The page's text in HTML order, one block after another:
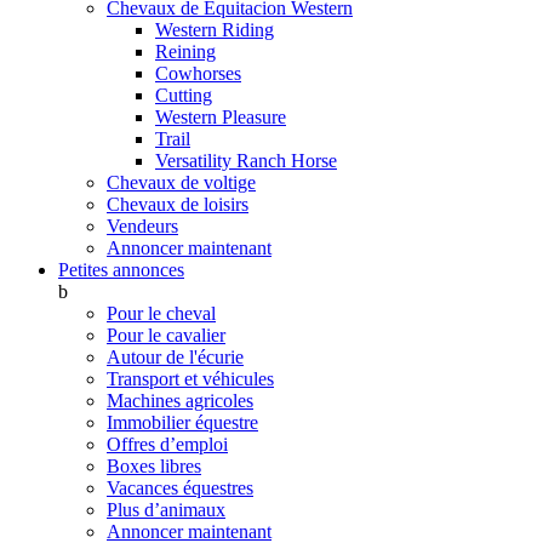
Chevaux de Èquitacion Western
Western Riding
Reining
Cowhorses
Cutting
Western Pleasure
Trail
Versatility Ranch Horse
Chevaux de voltige
Chevaux de loisirs
Vendeurs
Annoncer maintenant
Petites annonces
b
Pour le cheval
Pour le cavalier
Autour de l'écurie
Transport et véhicules
Machines agricoles
Immobilier équestre
Offres d’emploi
Boxes libres
Vacances équestres
Plus d’animaux
Annoncer maintenant